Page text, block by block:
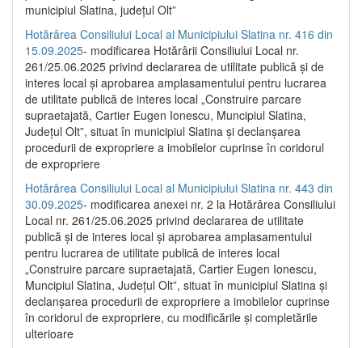
municipiul Slatina, județul Olt”
Hotărârea Consiliului Local al Municipiului Slatina nr. 416 din
15.09.2025- modificarea Hotărârii Consiliului Local nr.
261/25.06.2025 privind declararea de utilitate publică și de
interes local și aprobarea amplasamentului pentru lucrarea
de utilitate publică de interes local „Construire parcare
supraetajată, Cartier Eugen Ionescu, Muncipiul Slatina,
Județul Olt”, situat în municipiul Slatina și declanșarea
procedurii de expropriere a imobilelor cuprinse în coridorul
de expropriere
Hotărârea Consiliului Local al Municipiului Slatina nr. 443 din
30.09.2025- modificarea anexei nr. 2 la Hotărârea Consiliului
Local nr. 261/25.06.2025 privind declararea de utilitate
publică şi de interes local şi aprobarea amplasamentului
pentru lucrarea de utilitate publică de interes local
„Construire parcare supraetajată, Cartier Eugen Ionescu,
Muncipiul Slatina, Judeţul Olt”, situat în municipiul Slatina şi
declanşarea procedurii de expropriere a imobilelor cuprinse
în coridorul de expropriere, cu modificările şi completările
ulterioare